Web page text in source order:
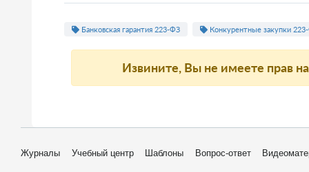
Банковская гарантия 223-ФЗ Конкурентные закупки
Извините, Вы не имеете прав
Журналы Учебный центр Шаблоны Вопрос-ответ